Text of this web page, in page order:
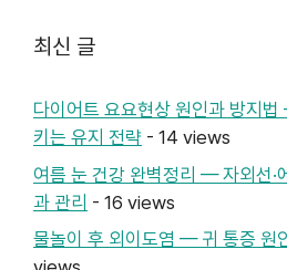
최신 글
다이어트 요요현상 원인과 방지법
키는 유지 전략 - 14 views
여름 눈 건강 완벽정리 — 자외선·
과 관리 - 16 views
물놀이 후 외이도염 — 귀 통증 원